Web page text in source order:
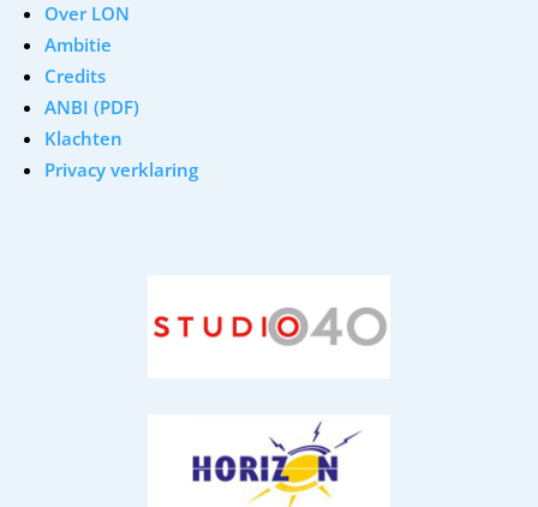
Over LON
Ambitie
Credits
ANBI (PDF)
Klachten
Privacy verklaring